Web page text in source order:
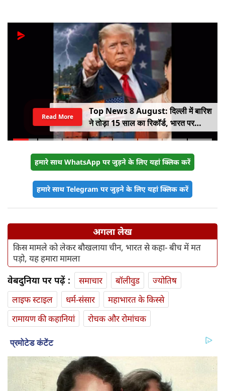
Top News 8 August: दिल्ली में बारिश
ने तोड़ा 15 साल का रिकॉर्ड, भारत पर
100% टैरिफ का खतरा; Gen Z पर कंगना
Read More
हमारे साथ WhatsApp पर जुड़ने के लिए यहां क्लिक करें
हमारे साथ Telegram पर जुड़ने के लिए यहां क्लिक करें
अगला लेख
किस मामले को लेकर बौखलाया चीन, भारत से कहा- बीच में मत
पड़ो, यह हमारा मामला
वेबदुनिया पर पढ़ें : समाचार बॉलीवुड
ज्योतिष
लाइफ स्‍टाइल
धर्म-संसार
महाभारत के किस्से
रामायण की कहानियां
रोचक और रोमांचक